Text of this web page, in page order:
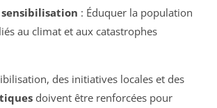
: Éduquer la population
au climat et aux catastrophes
des initiatives locales et des
doivent être renforcées pour